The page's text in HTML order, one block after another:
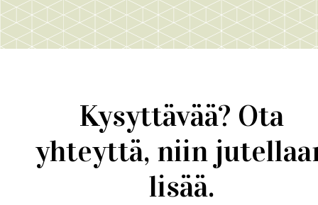
Kysyttävää? Ota
yhteyttä, niin
lisää.